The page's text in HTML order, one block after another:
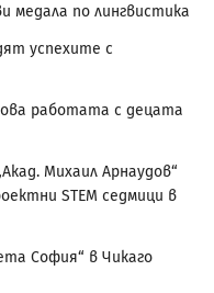
медала по лингвистика
успехите с
работата с децата
Михаил Арнаудов“
STEM седмици в
София“ в Чикаго